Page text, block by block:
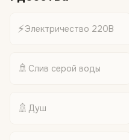
⚡Электричество 220В
🚿 Слив серой воды
🚿 Душ